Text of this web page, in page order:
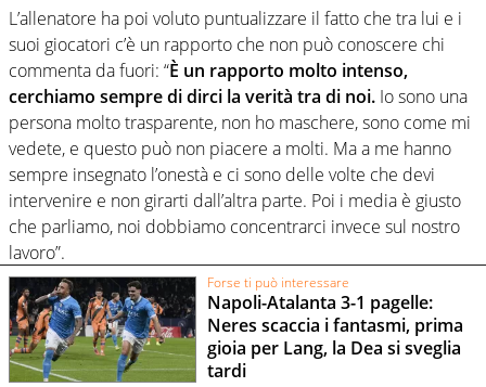
L’allenatore ha poi voluto puntualizzare il fatto che tra lui e i
suoi giocatori c’è un rapporto che non può conoscere chi
commenta da fuori: “È un rapporto molto intenso,
cerchiamo sempre di dirci la verità tra di noi. Io sono una
persona molto trasparente, non ho maschere, sono come mi
vedete, e questo può non piacere a molti. Ma a me hanno
sempre insegnato l’onestà e ci sono delle volte che devi
intervenire e non girarti dall’altra parte. Poi i media è giusto
che parliamo, noi dobbiamo concentrarci invece sul nostro
lavoro”.
Forse ti può interessare
Napoli-Atalanta 3-1 pagelle:
Neres scaccia i fantasmi, prima
gioia per Lang, la Dea si sveglia
tardi